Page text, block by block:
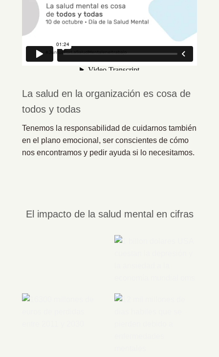
La salud en la organización es cosa de
todos y todas
Tenemos la responsabilidad de cuidarnos también
en el plano emocional, ser conscientes de cómo
nos encontramos y pedir ayuda si lo necesitamos.
El impacto de la salud mental en cifras